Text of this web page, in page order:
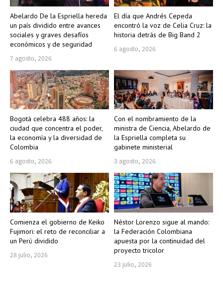
Abelardo De la Espriella hereda
un país dividido entre avances
sociales y graves desafíos
económicos y de seguridad
7 agosto, 2026
El día que Andrés Cepeda
encontró la voz de Celia Cruz: la
historia detrás de Big Band 2
6 agosto, 2026
Bogotá celebra 488 años: la
ciudad que concentra el poder,
la economía y la diversidad de
Colombia
6 agosto, 2026
Con el nombramiento de la
ministra de Ciencia, Abelardo de
la Espriella completa su
gabinete ministerial
3 agosto, 2026
Comienza el gobierno de Keiko
Fujimori: el reto de reconciliar a
un Perú dividido
28 julio, 2026
Néstor Lorenzo sigue al mando:
la Federación Colombiana
apuesta por la continuidad del
proyecto tricolor
23 julio, 2026